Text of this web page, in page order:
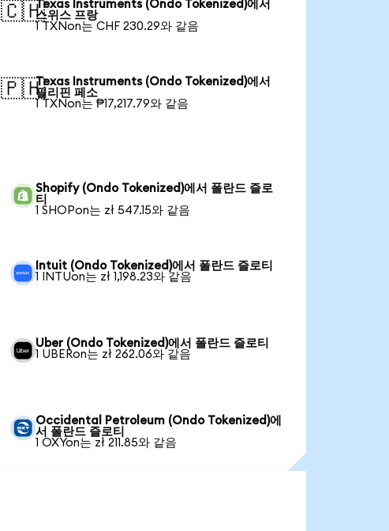
🇨🇭Texas Instruments (Ondo Tokenized)에서
스위스 프랑
1 TXNon는 CHF 230.29와 같음
🇵🇭Texas Instruments (Ondo Tokenized)에서
필리핀 페소
1 TXNon는 ₱17,217.79와 같음
Shopify (Ondo Tokenized)에서 폴란드 즐로
티
1 SHOPon는 zł 547.15와 같음
Intuit (Ondo Tokenized)에서 폴란드 즐로티
1 INTUon는 zł 1,198.23와 같음
Uber (Ondo Tokenized)에서 폴란드 즐로티
1 UBERon는 zł 262.06와 같음
Occidental Petroleum (Ondo Tokenized)에
서 폴란드 즐로티
1 OXYon는 zł 211.85와 같음